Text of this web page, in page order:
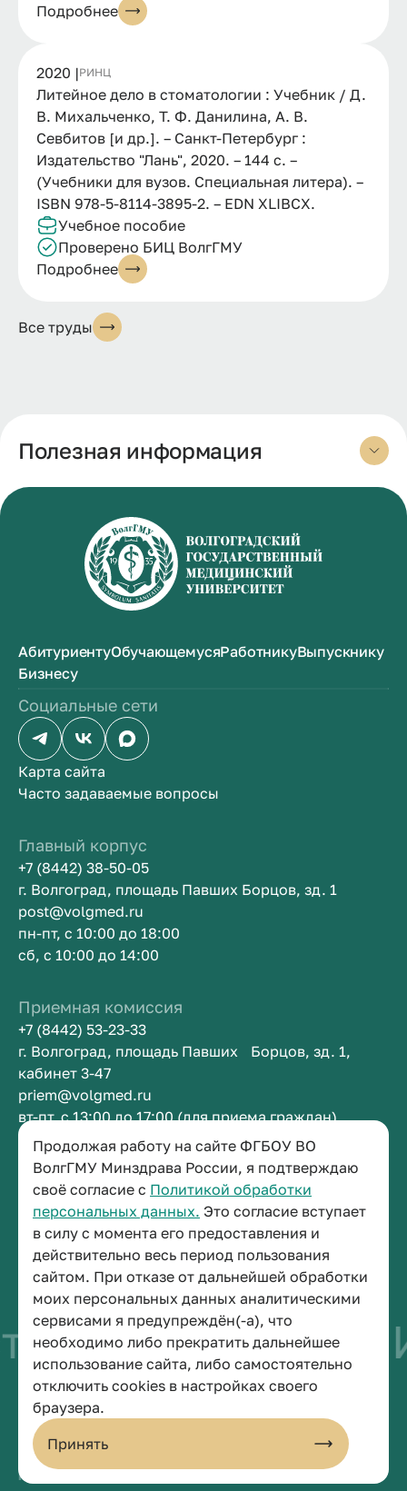
Продолжая работу на сайте ФГБОУ ВО
ВолгГМУ Минздрава России, я подтверждаю
своё согласие с Политикой обработки
персональных данных. Это согласие вступает
в силу с момента его предоставления и
действительно весь период пользования
сайтом. При отказе от дальнейшей обработки
моих персональных данных аналитическими
сервисами я предупреждён(-а), что
необходимо либо прекратить дальнейшее
использование сайта, либо самостоятельно
отключить cookies в настройках своего
браузера.
Принять
Подробнее
2020 |РИНЦ
Литейное дело в стоматологии : Учебник / Д.
В. Михальченко, Т. Ф. Данилина, А. В.
Севбитов [и др.]. – Санкт-Петербург :
Издательство "Лань", 2020. – 144 с. –
(Учебники для вузов. Специальная литера). –
ISBN 978-5-8114-3895-2. – EDN XLIBCX.
Учебное пособие
Проверено БИЦ ВолгГМУ
Подробнее
Все труды
Полезная информация
АбитуриентуОбучающемусяРаботникуВыпускнику
Бизнесу
Социальные сети
Карта сайта
Часто задаваемые вопросы
Главный корпус
+7 (8442) 38-50-05
г. Волгоград, площадь Павших Борцов, зд. 1
post@volgmed.ru
пн-пт, с 10:00 до 18:00
сб, с 10:00 до 14:00
Приемная комиссия
+7 (8442) 53-23-33
г. Волгоград, площадь Павших Борцов, зд. 1,
кабинет 3-47
priem@volgmed.ru
вт-пт, с 13:00 до 17:00 (для приема граждан)
Приемная ректора
+7 (8442) 38-50-05
г. Волгоград, площадь Павших Борцов, зд. 1,
кабинет 3-11
post@volgmed.ru
пн-пт, с 08.30 до 17.00 (перерыв с 12.30 до 13.00)
быть врачом
© 2026 Волгоградский государственный медицинский университет
Политика конфиденциальности
Политика по обработке персональных данных
Пользовательское соглашение